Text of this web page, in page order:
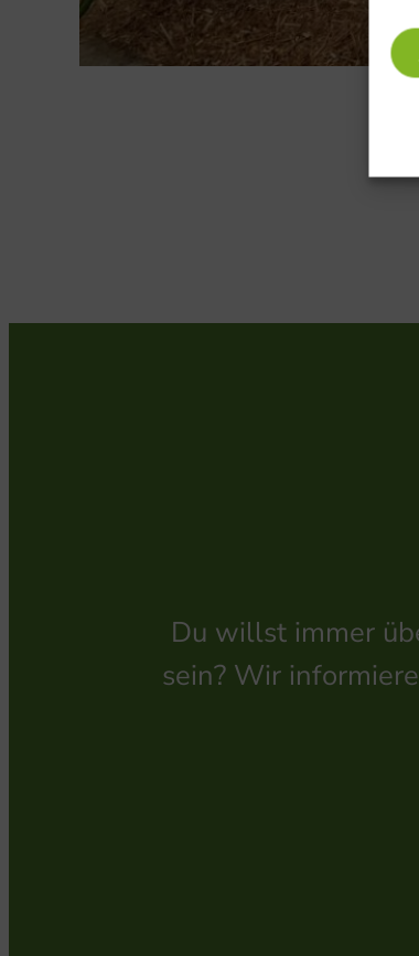
Du willst immer
sein? Wir